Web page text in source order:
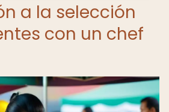
a la selección
con un chef